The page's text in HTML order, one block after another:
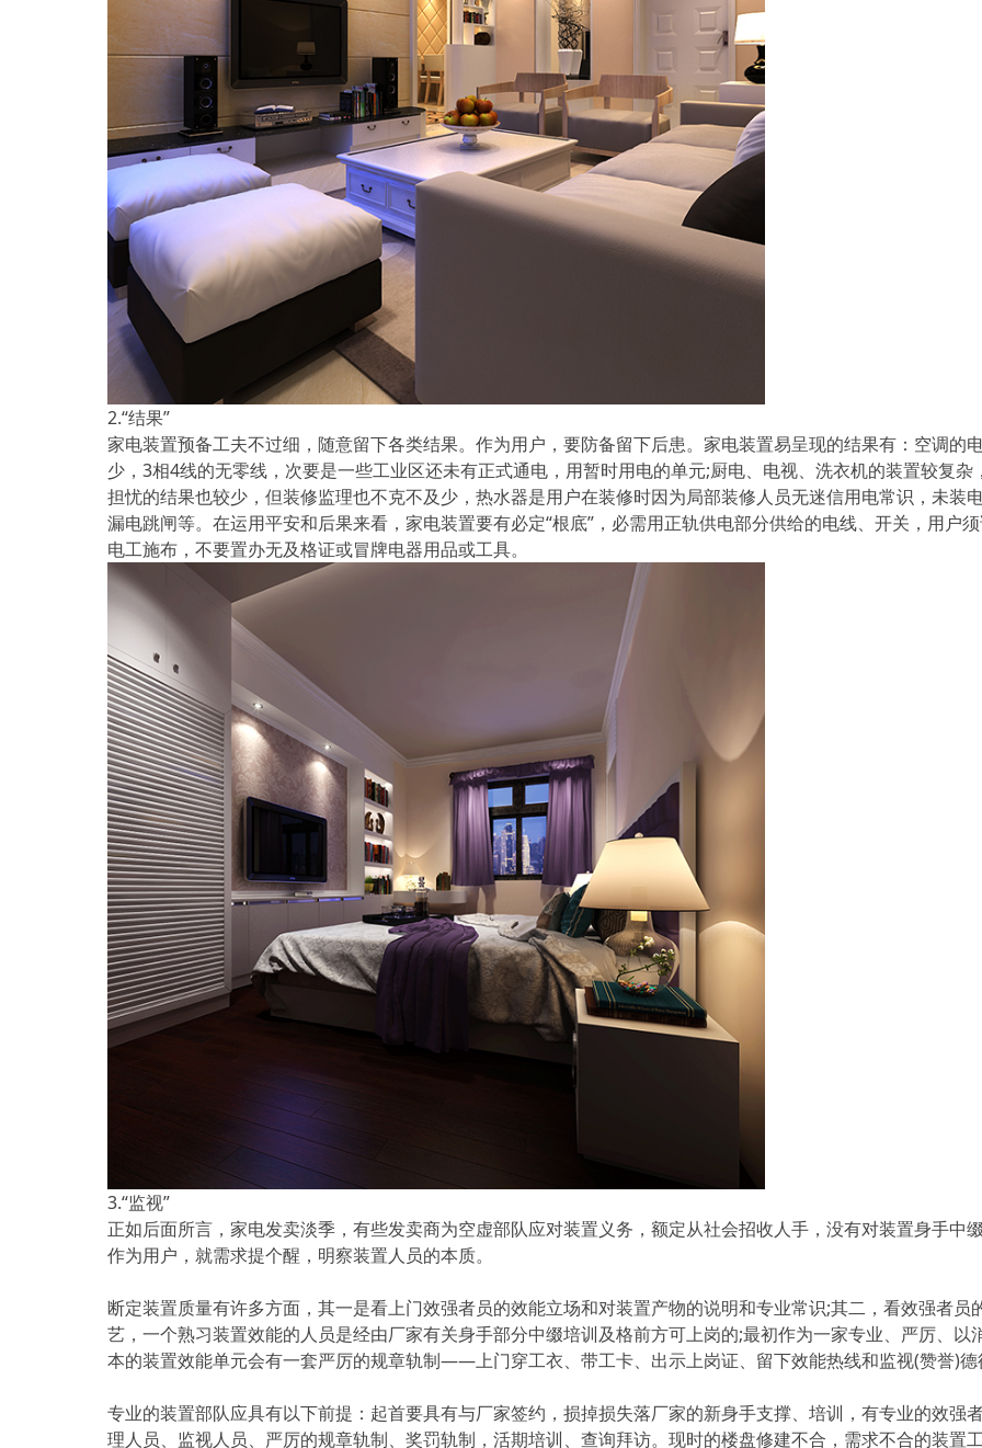
2.“结果”
家电装置预备工夫不过细，随意留下各类结果。作为用户，要防备留下后患。家电装置易呈现的结果有：空调的
少，3相4线的无零线，次要是一些工业区还未有正式通电，用暂时用电的单元;厨电、电视、洗衣机的装置较复杂
担忧的结果也较少，但装修监理也不克不及少，热水器是用户在装修时因为局部装修人员无迷信用电常识，未装
漏电跳闸等。在运用平安和后果来看，家电装置要有必定“根底”，必需用正轨供电部分供给的电线、开关，用户
电工施布，不要置办无及格证或冒牌电器用品或工具。
3.“监视”
正如后面所言，家电发卖淡季，有些发卖商为空虚部队应对装置义务，额定从社会招收人手，没有对装置身手中
作为用户，就需求提个醒，明察装置人员的本质。
断定装置质量有许多方面，其一是看上门效强者员的效能立场和对装置产物的说明和专业常识;其二，看效强者员
艺，一个熟习装置效能的人员是经由厂家有关身手部分中缀培训及格前方可上岗的;最初作为一家专业、严厉、以
本的装置效能单元会有一套严厉的规章轨制——上门穿工衣、带工卡、出示上岗证、留下效能热线和监视(赞誉)德
专业的装置部队应具有以下前提：起首要具有与厂家签约，损掉损失落厂家的新身手支撑、培训，有专业的效强
理人员、监视人员、严厉的规章轨制、奖罚轨制，活期培训、查询拜访。现时的楼盘修建不合，需求不合的装置